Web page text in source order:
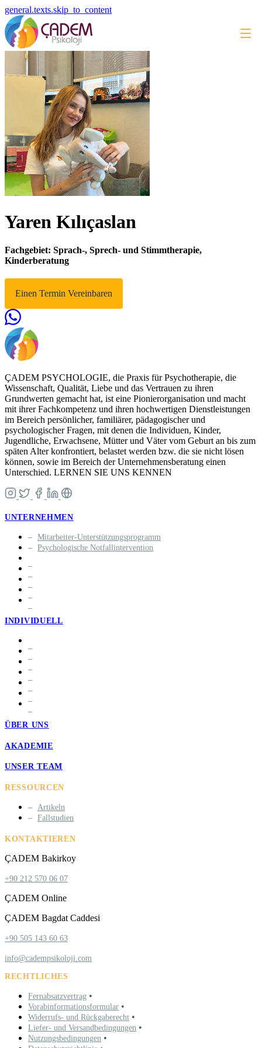
general.texts.skip_to_content
Yaren Kılıçaslan
Fachgebiet: Sprach-, Sprech- und Stimmtherapie,
Kinderberatung
Einen Termin Vereinbaren
ÇADEM PSYCHOLOGIE, die Praxis für Psychotherapie, die
Wissenschaft, Qualität, Liebe und das Vertrauen zu ihren
Grundwerten gemacht hat, ist eine Pionierorganisation und macht
mit ihrer Fachkompetenz und ihren hochwertigen Dienstleistungen
im Bereich persönlicher, familiärer, pädagogischer und
psychologischer Fragen, mit denen die Individuen, Kinder,
Jugendliche, Erwachsene, Mütter und Väter vom Geburt an bis zum
späten Alter konfrontiert, belastet werden bzw. die sie nicht lösen
können, sowie im Bereich der Unternehmensberatung einen
Unterschied. LERNEN SIE UNS KENNEN
UNTERNEHMEN
Mitarbeiter-Unterstützungsprogramm
Psychologische Notfallintervention
INDIVIDUELL
ÜBER UNS
AKADEMIE
UNSER TEAM
RESSOURCEN
Artikeln
Fallstudien
KONTAKTIEREN
ÇADEM Bakirkoy
+90 212 570 06 07
ÇADEM Online
ÇADEM Bagdat Caddesi
+90 505 143 60 63
info@cadempsikoloji.com
RECHTLICHES
Fernabsatzvertrag •
Vorabinformationsformular •
Widerrufs- und Rückgaberecht •
Liefer- und Versandbedingungen •
Nutzungsbedingungen •